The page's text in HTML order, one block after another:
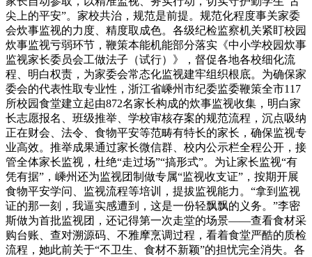
尖上的平安”。家校共治，规范是前提。规范化程度事关家委
会炊事监视的力度、精度取成色。各级纪检监察机关紧盯校园
炊事监视亏弱环节，鞭策本能机能部分落实《中小学校园炊事
监视家长委员会工做法子（试行）》，督促各地各校细化流
程、明白权责，为家委会常态化监视建牢组织根底。为确保家
委会的代表性取专业性，浙江省嵊州市纪委监委鞭策全市117
所校园食堂建立起由872名家长构成的炊事监视收集，明白家
长志愿报名、班级推举、学校审核存案的规范流程，沉点吸纳
正在财会、法令、食物平安等范畴有特长的家长，确保监视专
业高效。推举成果通过家长微信群、校内公示栏全程公开，接
管全体家长监视，杜绝“走过场”“搞形式”。为让家长监视“有
凭有据”，嵊州还为监视团制做专属“监视收支证”，按期开展
食物平安学问、监视流程等培训，提拔监视能力。“拿到监视
证的那一刻，我逼实感遭到，这是一份轻飘飘的义务。”李密
斯做为首批监视团，还记得第一次走堂的场景——查看食材采
购台账、查对溯源码、不雅摩烹调过程，看着食堂严酷的质检
流程，她此前关于“不卫生、食材不新颖”的担忧完全消失。各